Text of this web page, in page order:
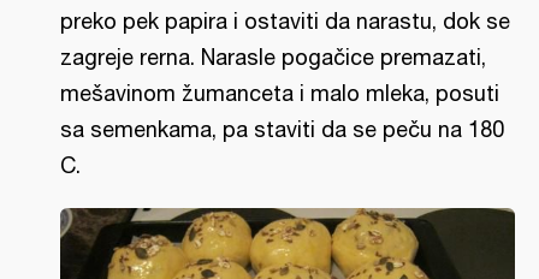
preko pek papira i ostaviti da narastu, dok se
zagreje rerna. Narasle pogačice premazati,
mešavinom žumanceta i malo mleka, posuti
sa semenkama, pa staviti da se peču na 180
C.